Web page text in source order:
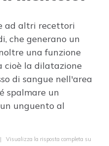
ad altri recettori
che generano un
una funzione
cioè la dilatazione
di sangue nell'area
spalmare un
unguento al
Visualizza la risposta completa su